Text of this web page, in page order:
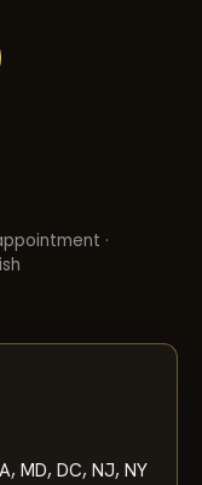
·
MD, DC, NJ, NY